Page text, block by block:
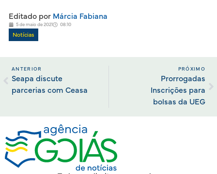
Editado porMárcia Fabiana
5 de maio de 2021 08:10
Notícias
ANTERIOR
Seapa discute
parcerias com Ceasa
PRÓXIMO
Prorrogadas
Inscrições para
bolsas da UEG